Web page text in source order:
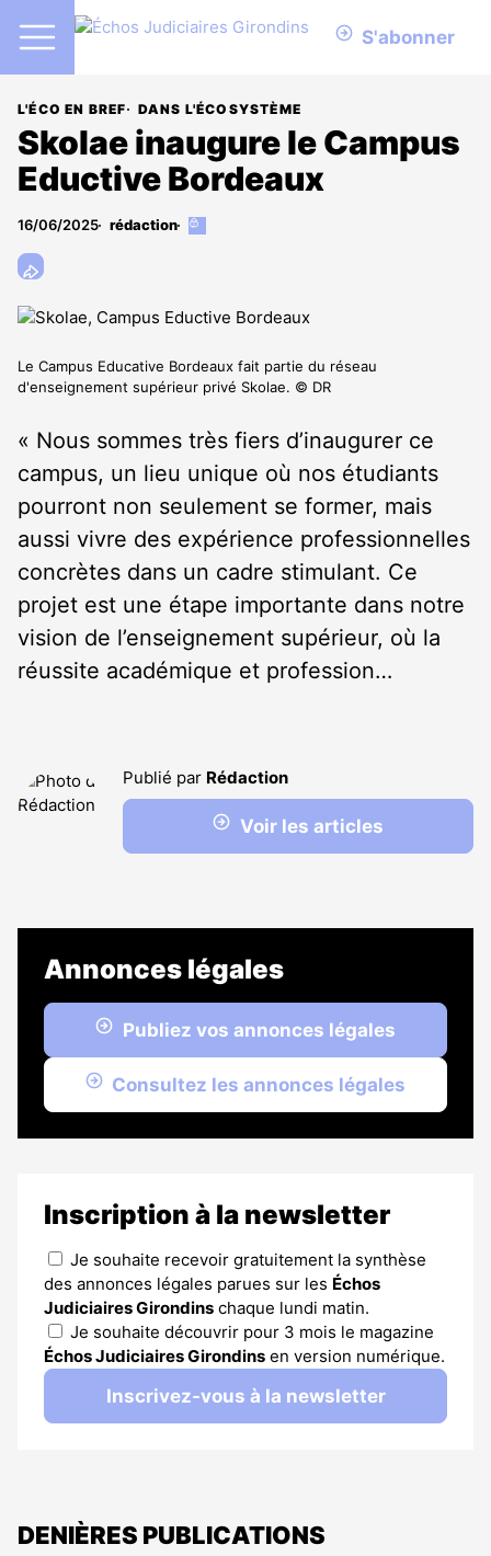
S'abonner
L'ÉCO EN BREF DANS L'ÉCOSYSTÈME
Skolae inaugure le Campus
Eductive Bordeaux
16/06/2025 rédaction
Cet
aux
abonnés
Le Campus Educative Bordeaux fait partie du réseau
d'enseignement supérieur privé Skolae. © DR
« Nous sommes très fiers d’inaugurer ce
campus, un lieu unique où nos étudiants
pourront non seulement se former, mais
aussi vivre des expérience professionnelles
concrètes dans un cadre stimulant. Ce
projet est une étape importante dans notre
vision de l’enseignement supérieur, où la
réussite académique et profession…
Publié par Rédaction
Voir les articles
Annonces légales
Publiez vos annonces légales
Consultez les annonces légales
Inscription à la newsletter
Je souhaite recevoir gratuitement la synthèse
des annonces légales parues sur les Échos
Judiciaires Girondins chaque lundi matin.
Je souhaite découvrir pour 3 mois le magazine
Échos Judiciaires Girondins en version numérique.
Inscrivez-vous à la newsletter
DENIÈRES PUBLICATIONS